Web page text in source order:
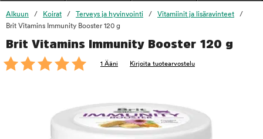
Alkuun Koirat Terveys ja hyvinvointi
Vitamiinit ja lisäravinteet
Brit Vitamins Immunity Booster 120 g
Brit Vitamins Immunity Booster 120 g
1 Ääni Kirjoita tuotearvostelu
foo